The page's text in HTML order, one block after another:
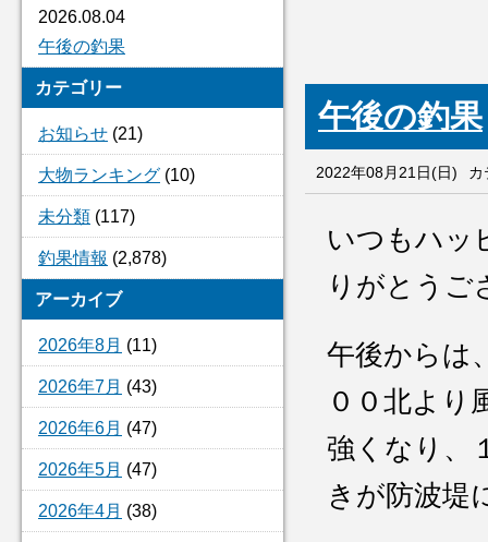
2026.08.04
午後の釣果
カテゴリー
お知らせ (21)
大物ランキング (10)
未分類 (117)
釣果情報 (2,878)
アーカイブ
2026年8月 (11)
2026年7月 (43)
2026年6月 (47)
2026年5月 (47)
2026年4月 (38)
午後の釣果
2022年08月21日(日) カ
いつもハッ
りがとうご
午後からは
００北より
強くなり、
きが防波堤